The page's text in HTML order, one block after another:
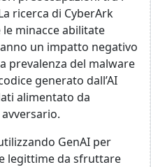
ricerca di CyberArk
le minacce abilitate
un impatto negativo
prevalenza del malware
generato dall’AI
alimentato da
GenAI per
legittime da sfruttare